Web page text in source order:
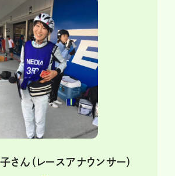
さん（レースアナウンサー）